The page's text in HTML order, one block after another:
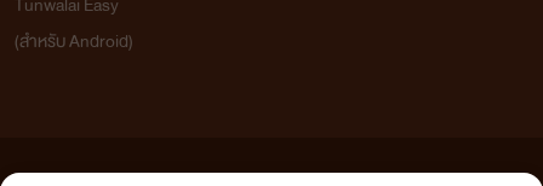
(สำหรับ Android)